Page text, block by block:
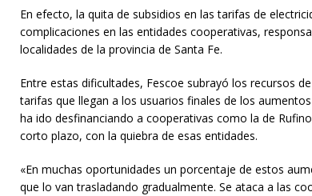
En efecto, la quita de subsidios en las tarifas de
complicaciones en las entidades cooperativas,
localidades de la provincia de Santa Fe.
Entre estas dificultades, Fescoe subrayó los recursos
tarifas que llegan a los usuarios finales de los
ha ido desfinanciando a cooperativas como la de
corto plazo, con la quiebra de esas entidades.
«En muchas oportunidades un porcentaje de estos
que lo van trasladando gradualmente. Se ataca a las